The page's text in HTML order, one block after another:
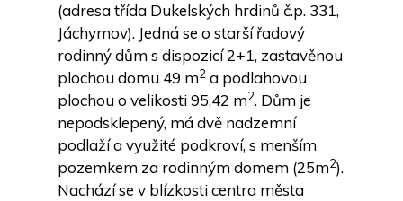
(adresa třída Dukelských hrdinů č.p. 331,
Jáchymov). Jedná se o starší řadový
rodinný dům s dispozicí 2+1, zastavěnou
plochou domu 49 m2 a podlahovou
plochou o velikosti 95,42 m2. Dům je
nepodsklepený, má dvě nadzemní
podlaží a využité podkroví, s menším
pozemkem za rodinným domem (25m2).
Nachází se v blízkosti centra města